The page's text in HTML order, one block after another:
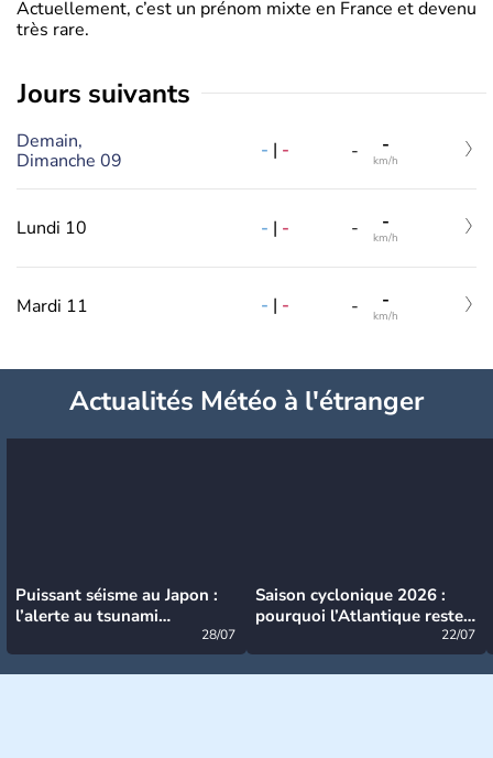
Actuellement, c’est un prénom mixte en France et devenu
très rare.
jours suivants
Demain,
Dimanche 09
- | - - -
km/h
Lundi 10 - | - - -
km/h
Mardi 11 - | - - -
km/h
Actualités Météo à l'étranger
Puissant séisme au Japon :
l’alerte au tsunami
28/07
Saison cyclonique 2026 :
pourquoi l’Atlantique reste
22/07